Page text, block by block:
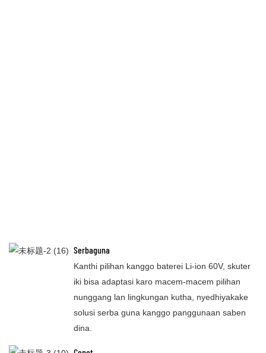
Serbaguna
Kanthi pilihan kanggo baterei Li-ion 60V, skuter
iki bisa adaptasi karo macem-macem pilihan
nunggang lan lingkungan kutha, nyedhiyakake
solusi serba guna kanggo panggunaan saben
dina.